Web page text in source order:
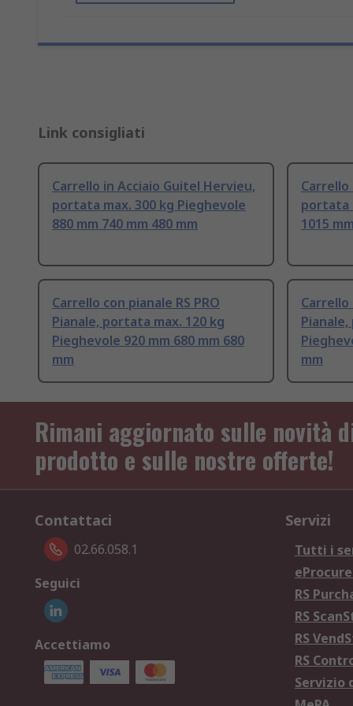
Link consigliati
Carrello in Acciaio Guitel Hervieu,
portata max. 300 kg Pieghevole
880 mm 740 mm 480 mm
Carrello
portata
1015
Carrello con pianale RS PRO
Pianale, portata max. 120 kg
Pieghevole 920 mm 680 mm 680
mm
Carrello
mm
Rimani aggiornato sulle novità
prodotto e sulle nostre offerte!
Contattaci
02.66.058.1
Seguici
Accettiamo
Servizi
Tutti i
RS
RS
RS
RS
Servizio